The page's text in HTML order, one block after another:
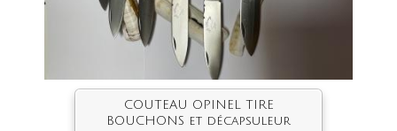
COUTEAU OPINEL TIRE
BOUCHONS et décapsuleur